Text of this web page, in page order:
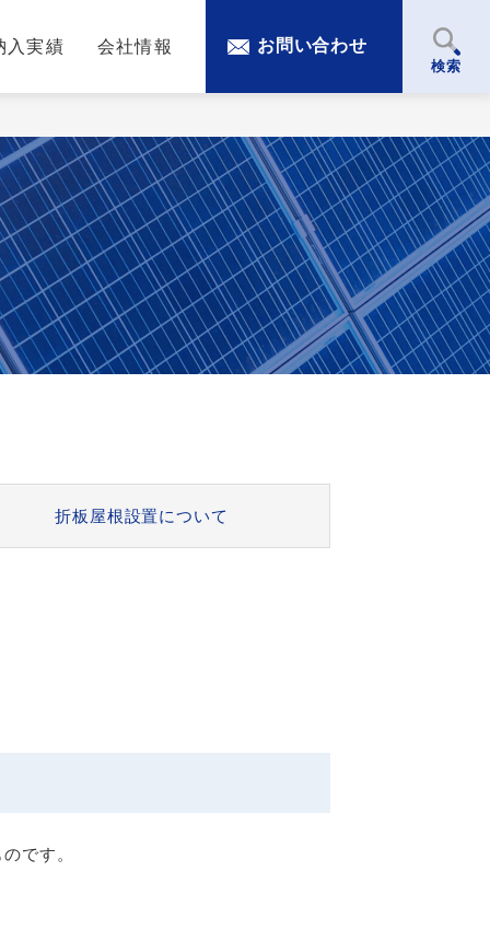
入実績 会社情報 お問い合わせ
検索
折板屋根設置について
です。